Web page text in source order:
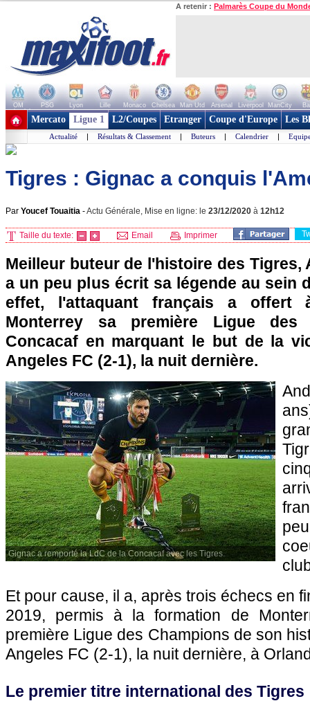
A retenir : Palmarès Coupe du
OM PSG Lyon Lille Monaco Chelsea Man Utd Arsenal Liverpool ManCity
+ de clubs
Mercato Ligue 1 L2/Coupes Etranger Coupe d'Europe Les
Actualité | Résultats & Classement | Buteurs | Calendrier |
Tigres : Gignac a conquis
Par Youcef Touaitia -Actu Générale, Mise en ligne: le 23/12/2020 à 12h12
Taille du texte: Email Imprimer
Meilleur buteur de l'histoire des Tigres,
a un peu plus écrit sa légende au sein
effet, l'attaquant français a offert
Monterrey sa première Ligue
Concacaf en marquant le but de la
Angeles FC (2-1), la nuit dernière.
Gignac a remporté la LdC de la Concacaf avec les Tigres.
Et pour cause, il a, après trois échecs en
2019, permis à la formation de
première Ligue des Champions de son
Angeles FC (2-1), la nuit dernière, à
Le premier titre international des Tigres